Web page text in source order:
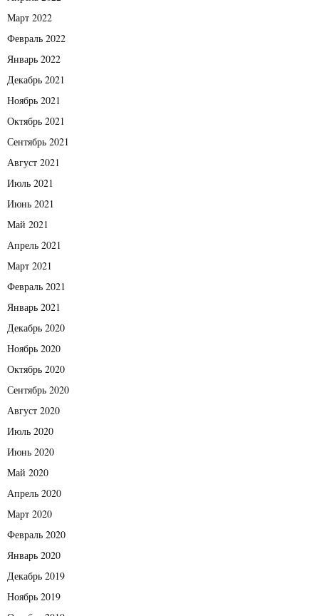
Март 2022
Февраль 2022
Январь 2022
Декабрь 2021
Ноябрь 2021
Октябрь 2021
Сентябрь 2021
Август 2021
Июль 2021
Июнь 2021
Май 2021
Апрель 2021
Март 2021
Февраль 2021
Январь 2021
Декабрь 2020
Ноябрь 2020
Октябрь 2020
Сентябрь 2020
Август 2020
Июль 2020
Июнь 2020
Май 2020
Апрель 2020
Март 2020
Февраль 2020
Январь 2020
Декабрь 2019
Ноябрь 2019